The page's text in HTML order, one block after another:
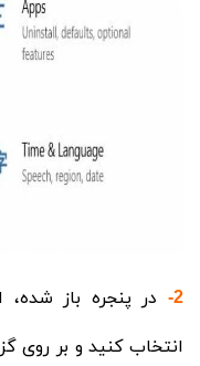
2- در پنجره باز
انتخاب کنید و بر روی